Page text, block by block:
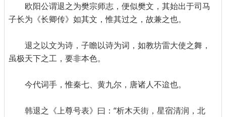
欧阳公谓退之为樊宗师志，便似樊文，其始出于司马
子长为《长卿传》如其文，惟其过之，故兼之也。
退之以文为诗，子瞻以诗为词，如教坊雷大使之舞，
虽极天下之工，要非本色。
今代词手，惟秦七、黄九尔，唐诸人不迨也。
韩退之《上尊号表》曰：“析木天街，星宿清润，北